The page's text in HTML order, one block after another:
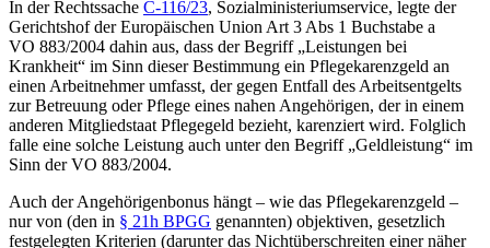
In der Rechtssache C-116/23, Sozialministeriumservice, legte der
Gerichtshof der Europäischen Union Art 3 Abs 1 Buchstabe a
VO 883/2004 dahin aus, dass der Begriff „Leistungen bei
Krankheit“ im Sinn dieser Bestimmung ein Pflegekarenzgeld an
einen Arbeitnehmer umfasst, der gegen Entfall des Arbeitsentgelts
zur Betreuung oder Pflege eines nahen Angehörigen, der in einem
anderen Mitgliedstaat Pflegegeld bezieht, karenziert wird. Folglich
falle eine solche Leistung auch unter den Begriff „Geldleistung“ im
Sinn der VO 883/2004.
Auch der Angehörigenbonus hängt – wie das Pflegekarenzgeld –
nur von (den in § 21h BPGG genannten) objektiven, gesetzlich
festgelegten Kriterien (darunter das Nichtüberschreiten einer näher